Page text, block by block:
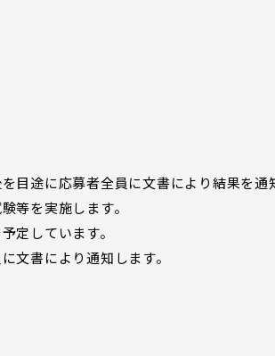
途に応募者全員に文書により結果を通
を実施します。
定しています。
書により通知します。